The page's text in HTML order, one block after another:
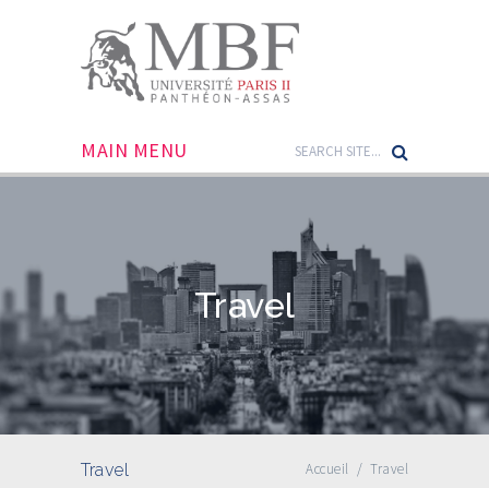
MAIN MENU
Travel
Travel Accueil / Travel